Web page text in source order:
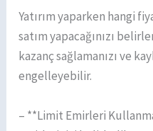
Yatırım yaparken hangi
satım yapacağınızı
kazanç sağlamanızı ve
engelleyebilir.
– **Limit Emirleri